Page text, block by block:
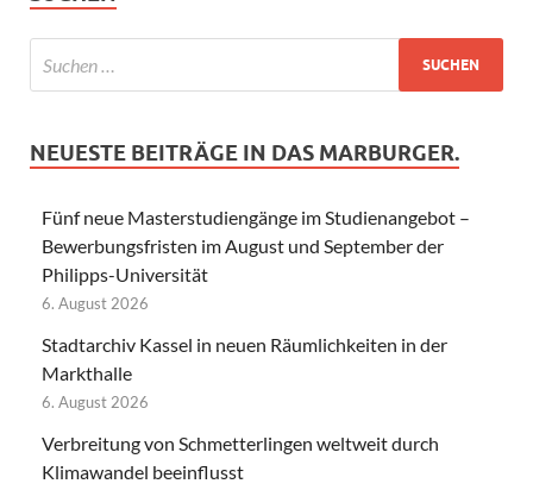
NEUESTE BEITRÄGE IN DAS MARBURGER.
Fünf neue Masterstudiengänge im Studienangebot –
Bewerbungsfristen im August und September der
Philipps-Universität
6. August 2026
Stadtarchiv Kassel in neuen Räumlichkeiten in der
Markthalle
6. August 2026
Verbreitung von Schmetterlingen weltweit durch
Klimawandel beeinflusst